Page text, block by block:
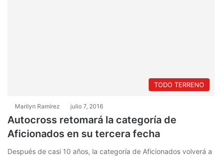
TODO TERRENO
Marilyn Ramírez julio 7, 2016
Autocross retomará la categoría de
Aficionados en su tercera fecha
Después de casi 10 años, la categoría de Aficionados volverá a